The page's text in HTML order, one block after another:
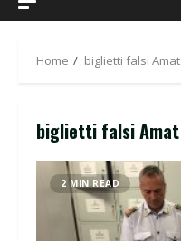
Home biglietti falsi Amat
biglietti falsi Amat
2 MIN READ